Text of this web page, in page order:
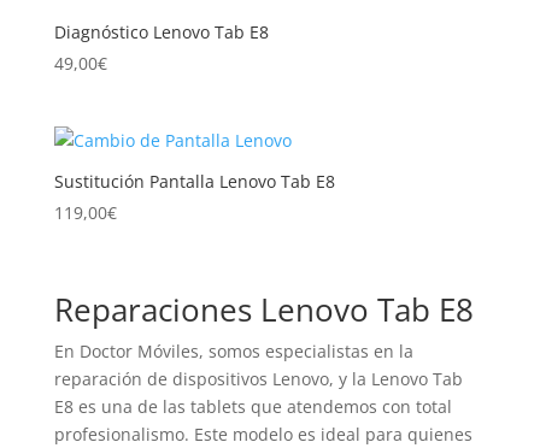
Diagnóstico Lenovo Tab E8
49,00€
Sustitución Pantalla Lenovo Tab E8
119,00€
Reparaciones Lenovo Tab E8
En Doctor Móviles, somos especialistas en la
reparación de dispositivos Lenovo, y la Lenovo Tab
E8 es una de las tablets que atendemos con total
profesionalismo. Este modelo es ideal para quienes